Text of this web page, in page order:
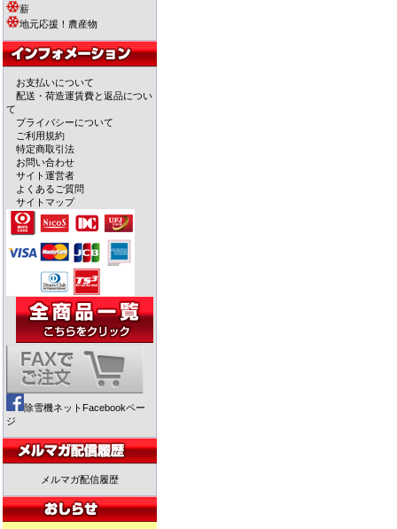
薪
地元応援！農産物
お支払いについて
配送・荷造運賃費と返品につい
て
プライバシーについて
ご利用規約
特定商取引法
お問い合わせ
サイト運営者
よくあるご質問
サイトマップ
除雪機ネットFacebookペー
ジ
メルマガ配信履歴